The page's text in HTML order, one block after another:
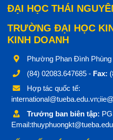
ĐẠI HỌC THÁI
TRƯỜNG ĐẠI HỌC
KINH DOANH
Phường Phan Đình
(84) 02083.647685 - Fax:
Hợp tác quốc tế:
Trưởng ban biên tập: